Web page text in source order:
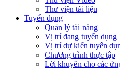
Thư viện tài liệu
Tuyển dụng
Quản lý tài năng
Vị trí đang tuyển dụng
Vị trí dự kiến tuyển
Chương trình thực tập
Lời khuyên cho các